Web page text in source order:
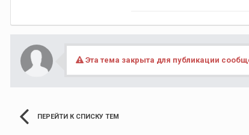
Эта тема закрыта для публикации
ПЕРЕЙТИ К СПИСКУ ТЕМ